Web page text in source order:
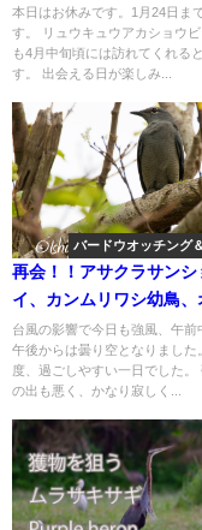
本日はお休みです。1月24日ま
す。 リュウキュウアカショウ
も4月中旬頃には訪れてくれる
す。 出会える日が楽しみ...
バードウオッチング
再会！！アサクラサンシ
イ、カンムリワシ幼鳥、
シシギ、ツルシギ等など
山のバードウオッチング
撮影ガイド!!
台風の影響で今日も強風、午前
午後からは曇り空となりました
度、過ごしやすい一日でした。
の出も悪く、かなり寂しく...